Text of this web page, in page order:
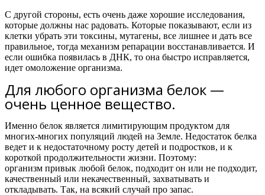
С другой стороны, есть очень даже хорошие исследования,
которые должны нас радовать. Которые показывают, если из
клетки убрать эти токсины, мутагены, все лишнее и дать все
правильное, тогда механизм репарации восстанавливается. И
если ошибка появилась в ДНК, то она быстро исправляется,
идет омоложение организма.
Для любого организма белок —
очень ценное вещество.
Именно белок является лимитирующим продуктом для
многих-многих популяций людей на Земле. Недостаток белка
ведет и к недостаточному росту детей и подростков, и к
короткой продолжительности жизни. Поэтому:
организм привык любой белок, подходит он или не подходит,
качественный или некачественный, захватывать и
откладывать. Так, на всякий случай про запас.